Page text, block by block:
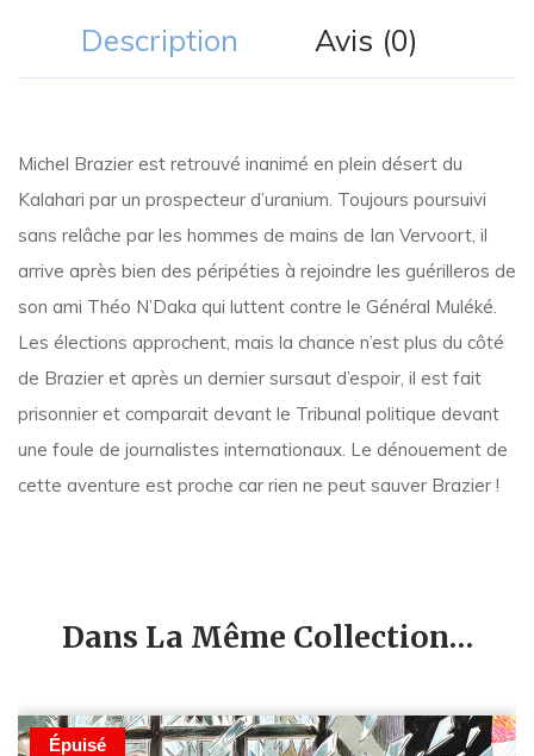
Description Avis (0)
Michel Brazier est retrouvé inanimé en plein désert du
Kalahari par un prospecteur d’uranium. Toujours poursuivi
sans relâche par les hommes de mains de Ian Vervoort, il
arrive après bien des péripéties à rejoindre les guérilleros de
son ami Théo N’Daka qui luttent contre le Général Muléké.
Les élections approchent, mais la chance n’est plus du côté
de Brazier et après un dernier sursaut d’espoir, il est fait
prisonnier et comparait devant le Tribunal politique devant
une foule de journalistes internationaux. Le dénouement de
cette aventure est proche car rien ne peut sauver Brazier !
Dans La Même Collection…
Épuisé